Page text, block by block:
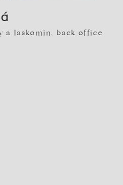
a laskomin, back office